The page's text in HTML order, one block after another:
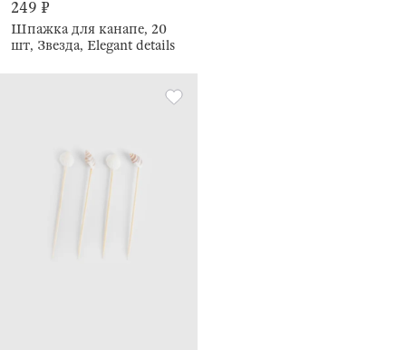
249 ₽
Шпажка для канапе, 20
шт, Звезда, Elegant details